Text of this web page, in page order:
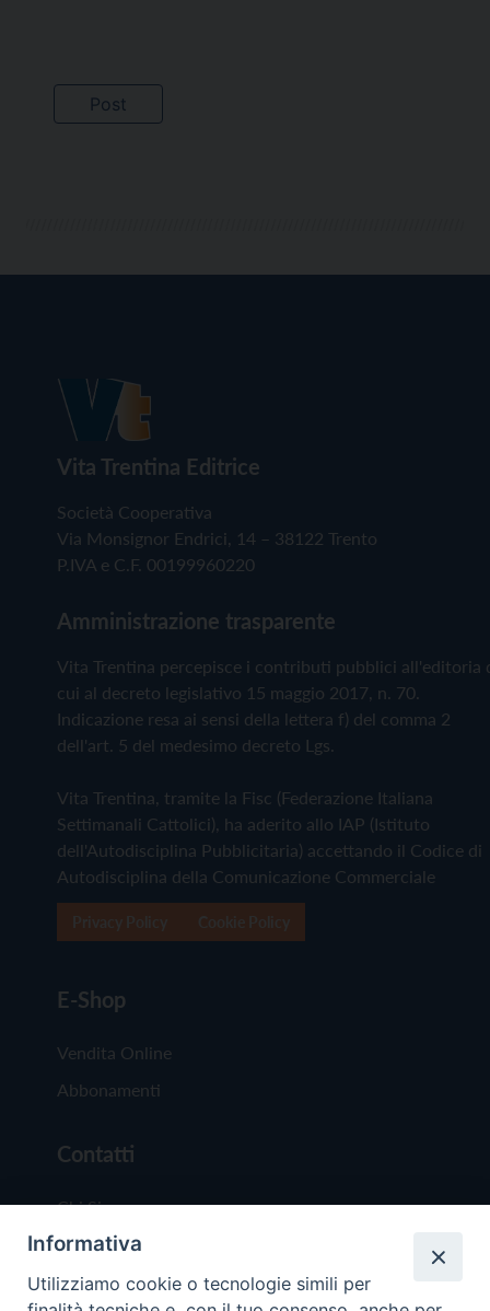
Vita Trentina Editrice
Società Cooperativa
Via Monsignor Endrici, 14 – 38122 Trento
P.IVA e C.F. 00199960220
Amministrazione trasparente
Vita Trentina percepisce i contributi pubblici all'editoria
cui al decreto legislativo 15 maggio 2017, n. 70.
Indicazione resa ai sensi della lettera f) del comma 2
dell'art. 5 del medesimo decreto Lgs.
Vita Trentina, tramite la Fisc (Federazione Italiana
Settimanali Cattolici), ha aderito allo IAP (Istituto
dell'Autodisciplina Pubblicitaria) accettando il Codice di
Autodisciplina della Comunicazione Commerciale
E-Shop
Vendita Online
Abbonamenti
Contatti
Chi Siamo
Redazione
Scrivici
Informativa
Utilizziamo cookie o tecnologie simili per